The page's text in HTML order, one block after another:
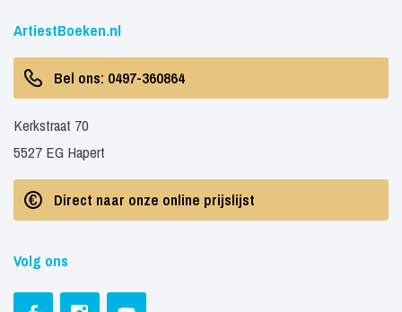
ArtiestBoeken.nl
Bel ons: 0497-360864
Kerkstraat 70
5527 EG Hapert
Direct naar onze online prijslijst
Volg ons